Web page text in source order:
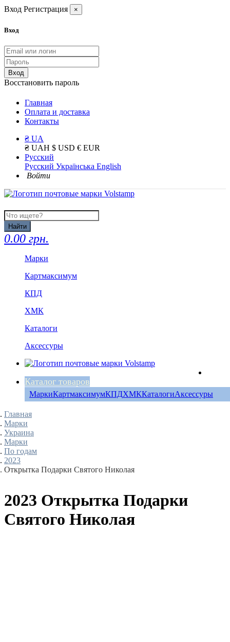
Вход Регистрация ×
Вход
Вход
Восстановить пароль
Главная
Оплата и доставка
Контакты
₴ UA
₴ UAH $ USD € EUR
Русский
Русский Українська English
Войти
Найти
0.00 грн.
Марки
Картмаксимум
КПД
ХМК
Каталоги
Аксессуры
Каталог товаров
МаркиКартмаксимумКПДХМККаталогиАксессуры
Главная
Марки
Украина
Марки
По годам
2023
Открытка Подарки Святого Николая
2023 Открытка Подарки
Святого Николая